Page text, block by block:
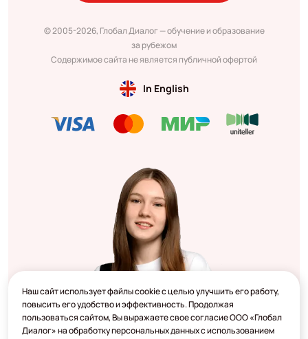
© 2005-2026, Глобал Диалог — обучение и образование
за рубежом
Содержимое сайта не является публичной офертой
In English
Наш сайт использует файлы cookie с целью улучшить его работу,
повысить его удобство и эффективность. Продолжая
пользоваться сайтом, Вы выражаете свое согласие ООО «Глобал
Диалог» на обработку персональных данных с использованием